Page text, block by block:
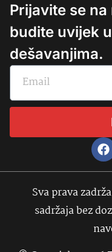
Prijavite se
budite uvijek
dešavanjima.
Sva prava
sadržaja bez